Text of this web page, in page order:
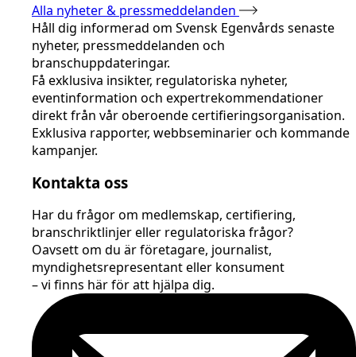
Alla nyheter & pressmeddelanden
Håll dig informerad om Svensk Egenvårds senaste
nyheter, pressmeddelanden och
branschuppdateringar.
Få exklusiva insikter, regulatoriska nyheter,
eventinformation och expertrekommendationer
direkt från vår oberoende certifieringsorganisation.
Exklusiva rapporter, webbseminarier och kommande
kampanjer.
Kontakta oss
Har du frågor om medlemskap, certifiering,
branschriktlinjer eller regulatoriska frågor?
Oavsett om du är företagare, journalist,
myndighetsrepresentant eller konsument
– vi finns här för att hjälpa dig.